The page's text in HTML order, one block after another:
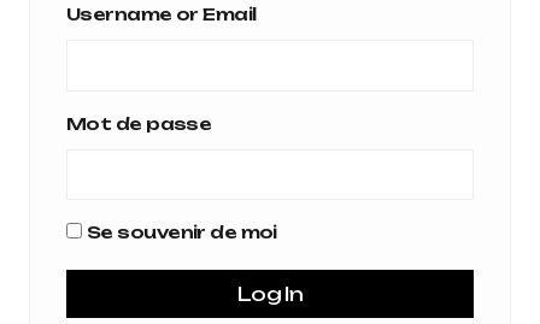
Username or Email
Mot de passe
Se souvenir de moi